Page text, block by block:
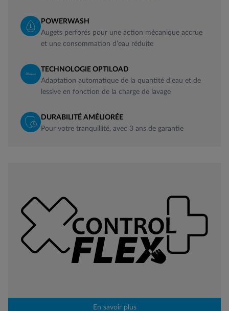
POWERWASH
Augets perforés pour une action mécanique accrue
et une consommation d’eau réduite
TECHNOLOGIE OPTILOAD
Adaptation automatique de la quantité d’eau et de
lessive en fonction de la charge de lavage
DURABILITÉ AMÉLIORÉE
Pour votre tranquillité, avec 3 ans de garantie
En savoir plus